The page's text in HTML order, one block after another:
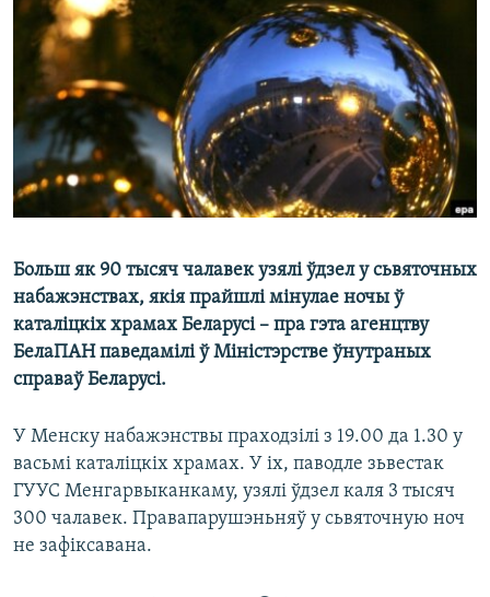
КУЛЬТУРА
КАЛЯНДАР
МОВА
НА ХВАЛЯХ СВАБОДЫ
Больш як 90 тысяч чалавек узялі ўдзел у сьвяточных
набажэнствах, якія прайшлі мінулае ночы ў
каталіцкіх храмах Беларусі – пра гэта агенцтву
БелаПАН паведамілі ў Міністэрстве ўнутраных
справаў Беларусі.
У Менску набажэнствы праходзілі з 19.00 да 1.30 у
васьмі каталіцкіх храмах. У іх, паводле зьвестак
ГУУС Менгарвыканкаму, узялі ўдзел каля 3 тысяч
300 чалавек. Правапарушэньняў у сьвяточную ноч
не зафіксавана.